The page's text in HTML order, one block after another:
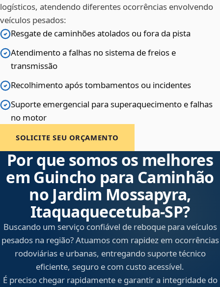
logísticos, atendendo diferentes ocorrências envolvendo
veículos pesados:
Resgate de caminhões atolados ou fora da pista
Atendimento a falhas no sistema de freios e
transmissão
Recolhimento após tombamentos ou incidentes
Suporte emergencial para superaquecimento e falhas
no motor
SOLICITE SEU ORÇAMENTO
Por que somos os melhores
em Guincho para Caminhão
no Jardim Mossapyra,
Itaquaquecetuba‑SP?
Buscando um serviço confiável de reboque para veículos
pesados na região? Atuamos com rapidez em ocorrências
rodoviárias e urbanas, entregando suporte técnico
eficiente, seguro e com custo acessível.
É preciso chegar rapidamente e garantir a integridade do